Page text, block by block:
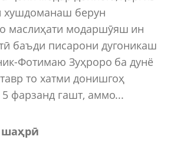
хушдоманаш берун
маслиҳати модаршӯяш ин
баъди писарони дугоникаш
Фотимаю Зуҳроро ба дунё
то хатми донишгоҳ
фарзанд гашт, аммо...